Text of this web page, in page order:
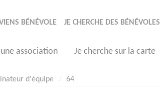
BÉNÉVOLE JE CHERCHE DES BÉNÉVOLES
association Je cherche sur la carte
d'équipe 64